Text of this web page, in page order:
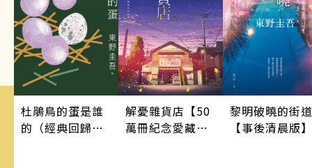
杜鵑鳥的蛋是誰
的（經典回歸
解憂雜貨店【50
萬冊紀念愛藏
黎明破曉的街道
【事後清晨版】